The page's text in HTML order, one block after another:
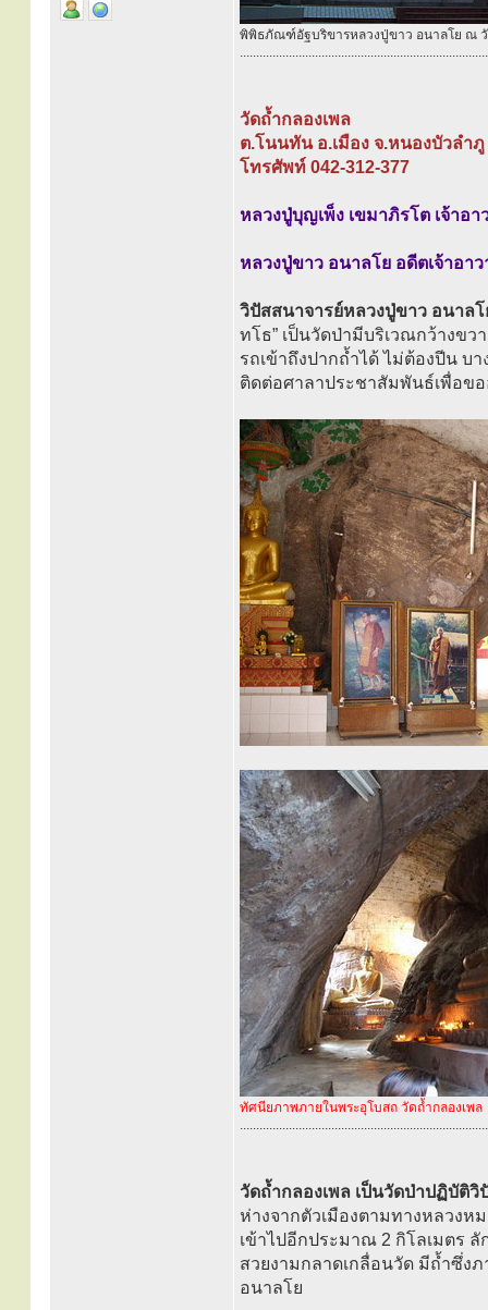
พิพิธภัณฑ์อัฐบริขารหลวงปู่ขาว อนาลโย ณ วั
............................................................................
วัดถ้ำกลองเพล
ต.โนนทัน อ.เมือง จ.หนองบัวลำภู
โทรศัพท์ 042-312-377
หลวงปู่บุญเพ็ง เขมาภิรโต เจ้าอ
หลวงปู่ขาว อนาลโย อดีตเจ้าอาว
วิปัสสนาจารย์หลวงปู่ขาว อนาล
ทโธ” เป็นวัดป่ามีบริเวณกว้างข
รถเข้าถึงปากถ้ำได้ ไม่ต้องปีน บ
ติดต่อศาลาประชาสัมพันธ์เพื่อข
ทัศนียภาพภายในพระอุโบสถ วัดถ้ำกลองเพล
............................................................................
วัดถ้ำกลองเพล เป็นวัดป่าปฏิบัติ
ห่างจากตัวเมืองตามทางหลวงห
เข้าไปอีกประมาณ 2 กิโลเมตร
สวยงามกลาดเกลื่อนวัด มีถ้ำซึ่ง
อนาลโย